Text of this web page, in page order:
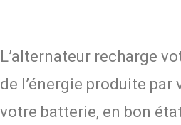
L’alternateur recharge
de l’énergie produite par
votre batterie, en bon